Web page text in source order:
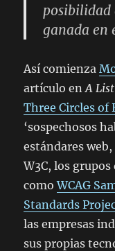
posibilidad
ganada en
Así comienza
artículo enA
Three Circles of
‘sospechosos
estándares
W3C, los
comoWCAG
Standards
las empresas
sus propias